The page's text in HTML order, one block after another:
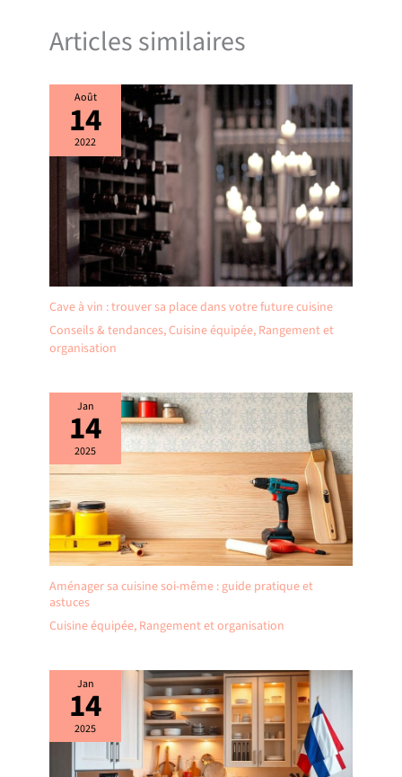
Articles similaires
Août
14
2022
Cave à vin : trouver sa place dans votre future cuisine
Conseils & tendances,Cuisine équipée, Rangement et
organisation
Jan
14
2025
Aménager sa cuisine soi-même : guide pratique et
astuces
Cuisine équipée, Rangement et organisation
Jan
14
2025